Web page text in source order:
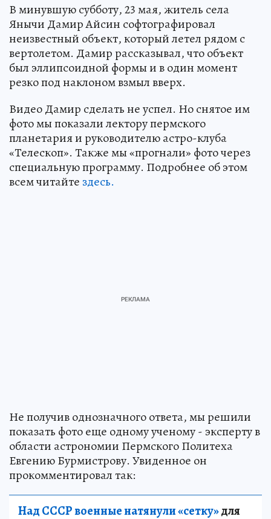
В минувшую субботу, 23 мая, житель села
Янычи Дамир Айсин софтографировал
неизвестный объект, который летел рядом с
вертолетом. Дамир рассказывал, что объект
был эллипсоидной формы и в один момент
резко под наклоном взмыл вверх.
Видео Дамир сделать не успел. Но снятое им
фото мы показали лектору пермского
планетария и руководителю астро-клуба
«Телескоп». Также мы «прогнали» фото через
специальную программу. Подробнее об этом
всем читайте здесь.
Не получив однозначного ответа, мы решили
показать фото еще одному ученому - эксперту в
области астрономии Пермского Политеха
Евгению Бурмистрову. Увиденное он
прокомментировал так:
Над СССР военные натянули «сетку»для